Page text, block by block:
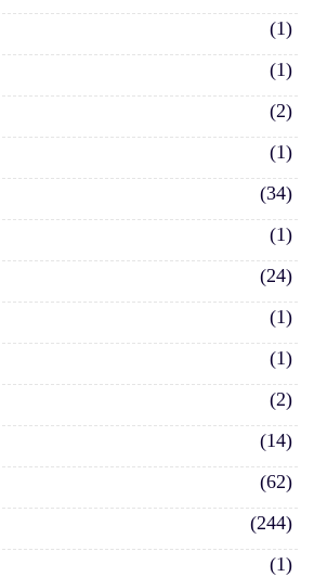
(1)
(1)
(2)
(1)
(34)
(1)
(24)
(1)
(1)
(2)
(14)
(62)
(244)
(1)